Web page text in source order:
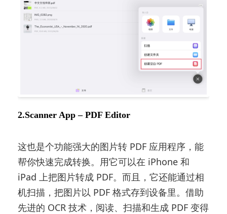
2.Scanner App – PDF Editor
这也是个功能强大的图片转 PDF 应用程序，能
帮你快速完成转换。用它可以在 iPhone 和
iPad 上把图片转成 PDF。而且，它还能通过相
机扫描，把图片以 PDF 格式存到设备里。借助
先进的 OCR 技术，阅读、扫描和生成 PDF 变得